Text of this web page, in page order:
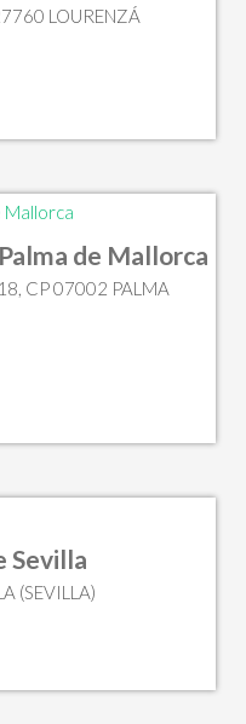
LOURENZÁ
de Mallorca
CP 07002 PALMA
Sevilla
(SEVILLA)